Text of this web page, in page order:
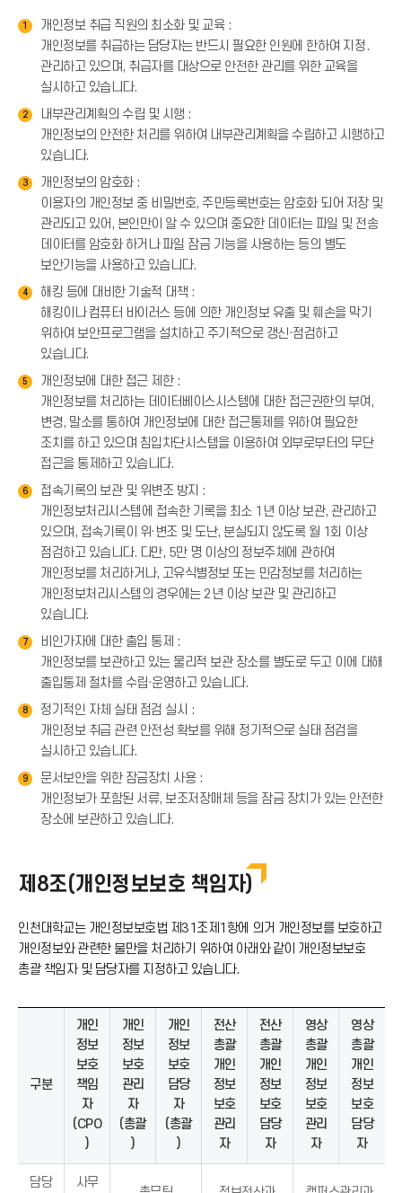
1
개인정보 취급 직원의 최소화 및 교육 :
개인정보를 취급하는 담당자는 반드시 필요한 인원에 한하여 지정․
관리하고 있으며, 취급자를 대상으로 안전한 관리를 위한 교육을
실시하고 있습니다.
2
내부관리계획의 수립 및 시행 :
개인정보의 안전한 처리를 위하여 내부관리계획을 수립하고 시행하고
있습니다.
3
개인정보의 암호화 :
이용자의 개인정보 중 비밀번호, 주민등록번호는 암호화 되어 저장 및
관리되고 있어, 본인만이 알 수 있으며 중요한 데이터는 파일 및 전송
데이터를 암호화 하거나 파일 잠금 기능을 사용하는 등의 별도
보안기능을 사용하고 있습니다.
4
해킹 등에 대비한 기술적 대책 :
해킹이나 컴퓨터 바이러스 등에 의한 개인정보 유출 및 훼손을 막기
위하여 보안프로그램을 설치하고 주기적으로 갱신·점검하고
있습니다.
5
개인정보에 대한 접근 제한 :
개인정보를 처리하는 데이터베이스시스템에 대한 접근권한의 부여,
변경, 말소를 통하여 개인정보에 대한 접근통제를 위하여 필요한
조치를 하고 있으며 침입차단시스템을 이용하여 외부로부터의 무단
접근을 통제하고 있습니다.
6
접속기록의 보관 및 위변조 방지 :
개인정보처리시스템에 접속한 기록을 최소 1년 이상 보관, 관리하고
있으며, 접속기록이 위·변조 및 도난, 분실되지 않도록 월 1회 이상
점검하고 있습니다. 다만, 5만 명 이상의 정보주체에 관하여
개인정보를 처리하거나, 고유식별정보 또는 민감정보를 처리하는
개인정보처리시스템의 경우에는 2년 이상 보관 및 관리하고
있습니다.
7
비인가자에 대한 출입 통제 :
개인정보를 보관하고 있는 물리적 보관 장소를 별도로 두고 이에 대해
출입통제 절차를 수립·운영하고 있습니다.
8
정기적인 자체 실태 점검 실시 :
개인정보 취급 관련 안전성 확보를 위해 정기적으로 실태 점검을
실시하고 있습니다.
9
문서보안을 위한 잠금장치 사용 :
개인정보가 포함된 서류, 보조저장매체 등을 잠금 장치가 있는 안전한
장소에 보관하고 있습니다.
제8조(개인정보보호 책임자)
인천대학교는 개인정보보호법 제31조제1항에 의거 개인정보를 보호하고
개인정보와 관련한 불만을 처리하기 위하여 아래와 같이 개인정보보호
총괄 책임자 및 담당자를 지정하고 있습니다.
구분
개인
정보
보호
책임
자
(CPO
)
개인
정보
보호
관리
자
(총괄
)
개인
정보
보호
담당
자
(총괄
)
전산
총괄
개인
정보
보호
관리
자
전산
총괄
개인
정보
보호
담당
자
영상
총괄
개인
정보
보호
관리
자
영상
총괄
개인
정보
보호
담당
자
담당 사무